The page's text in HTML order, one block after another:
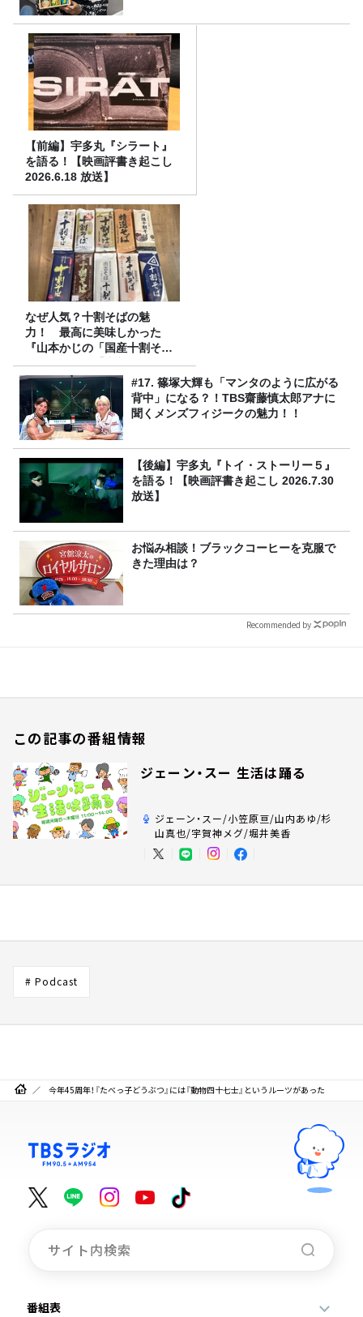
【前編】宇多丸『シラート』
を語る！【映画評書き起こし
2026.6.18 放送】
なぜ人気？十割そばの魅
力！ 最高に美味しかった
『山本かじの「国産十割そ
ば」』とは？【十割そば10種
食べ比べ】
#17. 篠塚大輝も「マンタのように広がる
背中」になる？！TBS齋藤慎太郎アナに
聞くメンズフィジークの魅力！！
【後編】宇多丸『トイ・ストーリー５』
を語る！【映画評書き起こし 2026.7.30
放送】
お悩み相談！ブラックコーヒーを克服で
きた理由は？
Recommended by
この記事の番組情報
ジェーン・スー 生活は踊る
ジェーン・スー/小笠原亘/山内あゆ/杉
山真也/宇賀神メグ/堀井美香
# Podcast
今年45周年！『たべっ子どうぶつ』には『動物四十七士』というルーツがあった
番組表